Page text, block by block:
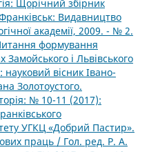
Щорічний збірник
Видавництво
академії, 2009. - № 2.
формування
Замойського і Львівського
вісник Івано-
Золотоустого.
№ 10-11 (2017):
УГКЦ «Добрий Пастир».
праць / Гол. ред. Р. А.